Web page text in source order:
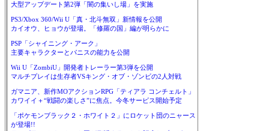
大型アップデート第2弾「闇の集いし場」を実施
PS3/Xbox 360/Wii U「真・北斗無双」新情報を公開
カイオウ、ヒョウが登場。「修羅の国」編が明らかに
PSP「シャイニング・アーク」
主要キャラクターとパニスの能力を公開
Wii U「ZombiU」開発者トレーラー第3弾を公開
マルチプレイは生存者VSキング・オブ・ゾンビの2人対戦
ガマニア、新作MOアクションRPG「ティアラ コンチェルト」
カワイイ＋“戦闘の楽しさ”に焦点。今冬サービス開始予定
「ポケモンブラック２・ホワイト２」にロケット団のニャース
が登場!!